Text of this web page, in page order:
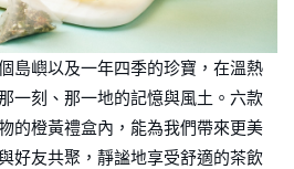
島嶼以及一年四季的珍寶，在溫熱
一刻、那一地的記憶與風土。六款
的橙黃禮盒內，能為我們帶來更美
好友共聚，靜謐地享受舒適的茶飲